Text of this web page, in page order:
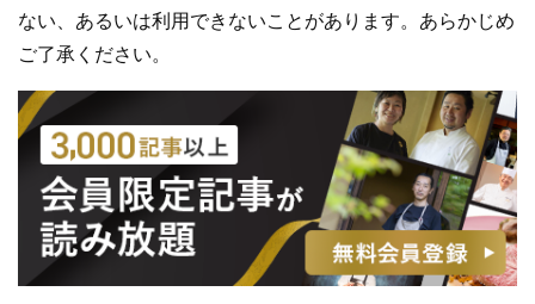
ない、あるいは利用できないことがあります。あらかじめ
ご了承ください。